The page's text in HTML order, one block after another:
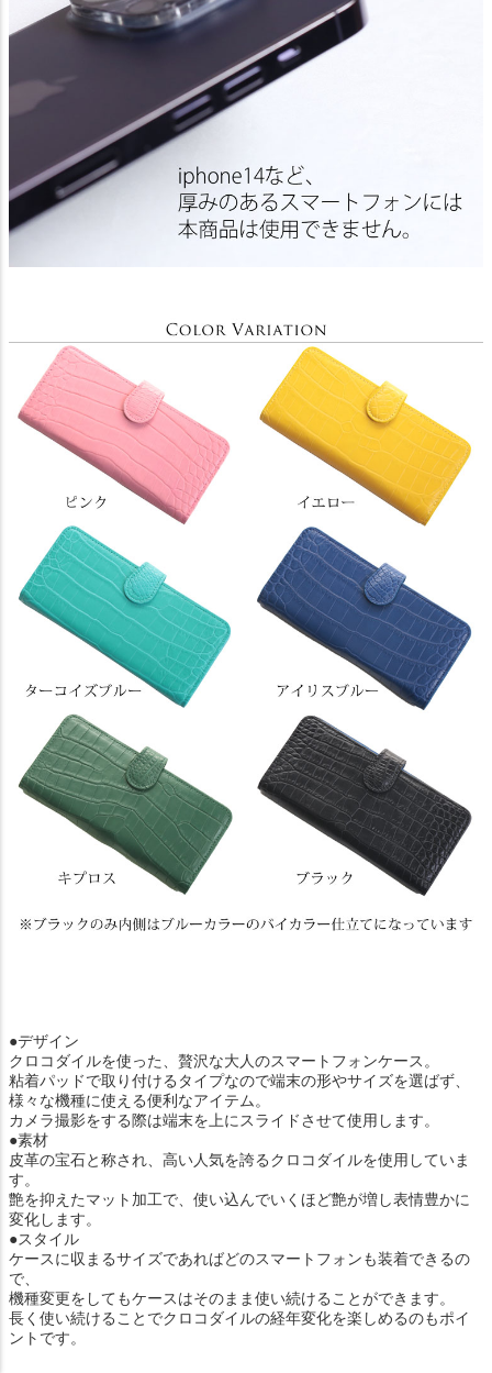
●デザイン
クロコダイルを使った、贅沢な大人のスマートフォンケース。
粘着パッドで取り付けるタイプなので端末の形やサイズを選ばず、
様々な機種に使える便利なアイテム。
カメラ撮影をする際は端末を上にスライドさせて使用します。
●素材
皮革の宝石と称され、高い人気を誇るクロコダイルを使用していま
す。
艶を抑えたマット加工で、使い込んでいくほど艶が増し表情豊かに
変化します。
●スタイル
ケースに収まるサイズであればどのスマートフォンも装着できるの
で、
機種変更をしてもケースはそのまま使い続けることができます。
長く使い続けることでクロコダイルの経年変化を楽しめるのもポイ
ントです。